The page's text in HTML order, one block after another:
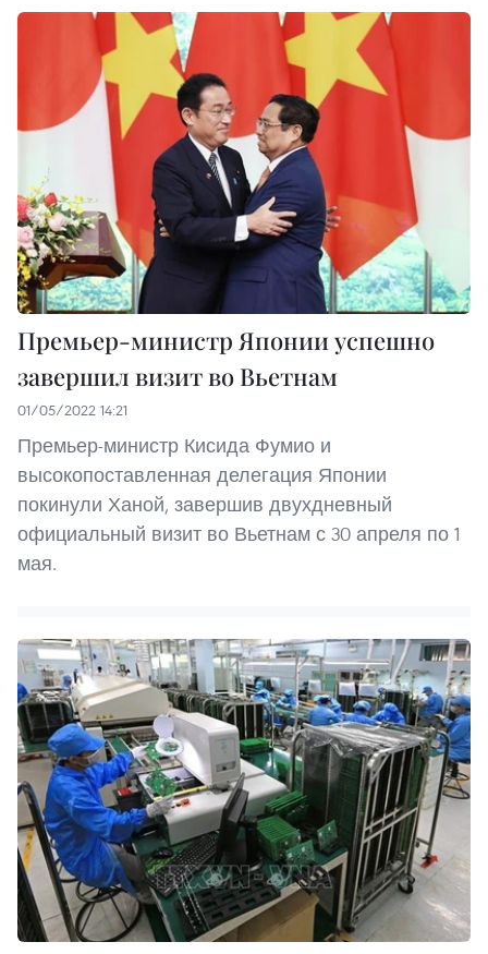
Премьер-министр Японии успешно
завершил визит во Вьетнам
01/05/2022 14:21
Премьер-министр Кисида Фумио и
высокопоставленная делегация Японии
покинули Ханой, завершив двухдневный
официальный визит во Вьетнам с 30 апреля по 1
мая.